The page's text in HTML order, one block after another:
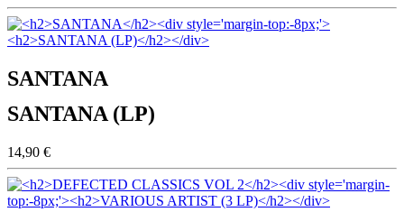
SANTANA
SANTANA (LP)
14,90 €